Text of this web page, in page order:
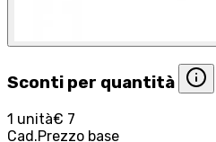
Sconti per quantità
1 unità€ 7
Cad.Prezzo base